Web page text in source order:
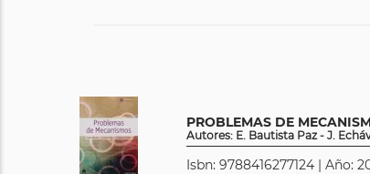
PROBLEMAS DE
Autores: E. Bautista Paz - J.
Isbn: 9788416277124 | Año: